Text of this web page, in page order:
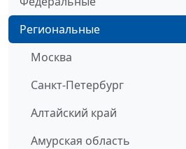
Региональные
Москва
Санкт-Петербург
Алтайский край
Амурская область